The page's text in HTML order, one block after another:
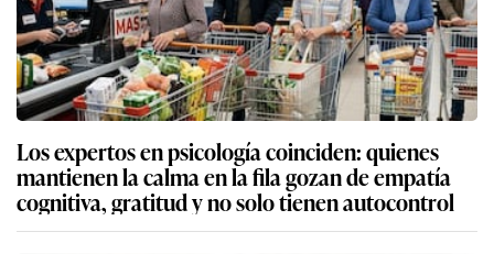
Los expertos en psicología coinciden: quienes
mantienen la calma en la fila gozan de empatía
cognitiva, gratitud y no solo tienen autocontrol